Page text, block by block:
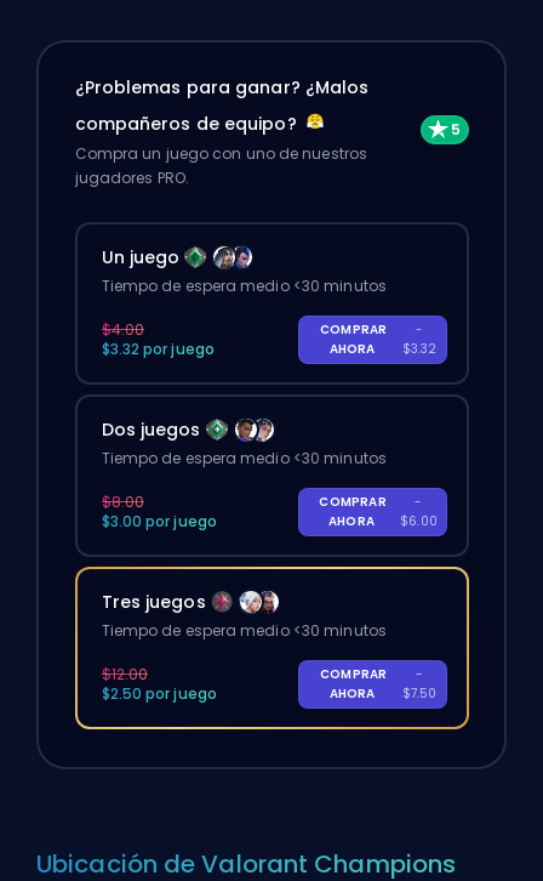
¿Problemas para ganar? ¿Malos
compañeros de equipo?
Compra un juego con uno de nuestros
jugadores PRO.
Un juego
Tiempo de espera medio <30 minutos
$4.00
$3.32 por juego
COMPRAR
AHORA
-
$3.32
Dos juegos
Tiempo de espera medio <30 minutos
$8.00
$3.00 por juego
COMPRAR
AHORA
-
$6.00
Tres juegos
Tiempo de espera medio <30 minutos
$12.00
$2.50 por juego
COMPRAR
AHORA
-
$7.50
Ubicación de Valorant Champions